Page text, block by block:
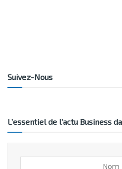
Suivez-Nous
L’essentiel de l’actu Business